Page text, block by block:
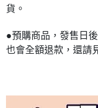
貨。
●預購商品，發售日
也會全額退款，還請